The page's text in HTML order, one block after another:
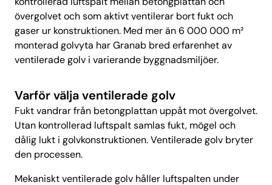
övergolvet och som aktivt ventilerar bort fukt och
gaser ur konstruktionen. Med mer än 6 000 000 m²
monterad golvyta har Granab bred erfarenhet av
ventilerade golv i varierande byggnadsmiljöer.
Varför välja ventilerade golv
Fukt vandrar från betongplattan uppåt mot övergolvet.
Utan kontrollerad luftspalt samlas fukt, mögel och
dålig lukt i golvkonstruktionen. Ventilerade golv bryter
den processen.
Mekaniskt ventilerade golv håller luftspalten under